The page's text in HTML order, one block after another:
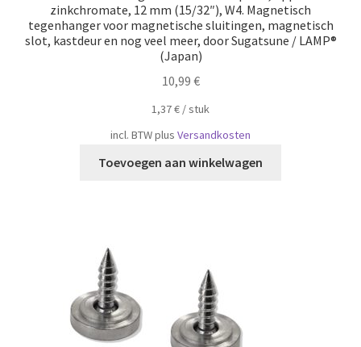
zinkchromate, 12 mm (15/32″), W4. Magnetisch
tegenhanger voor magnetische sluitingen, magnetisch
slot, kastdeur en nog veel meer, door Sugatsune / LAMP®
(Japan)
10,99 €
1,37€ /​​stuk
incl. BTWplus Versandkosten
Toevoegen aan winkelwagen